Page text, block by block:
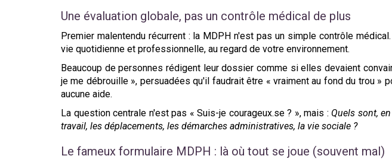
Une évaluation globale, pas un contrôle médical de plus
Premier malentendu récurrent : la MDPH n'est pas un simple contrôle
vie quotidienne et professionnelle, au regard de votre environnement.
Beaucoup de personnes rédigent leur dossier comme si elles devaient
je me débrouille », persuadées qu'il faudrait être « vraiment au fond du trou »
aucune aide.
La question centrale n'est pas « Suis-je courageux.se ? », mais : Quels sont,
travail, les déplacements, les démarches administratives, la vie sociale ?
Le fameux formulaire MDPH : là où tout se joue (souvent mal)